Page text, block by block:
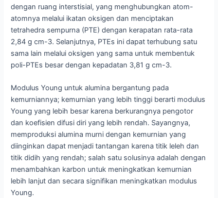
dengan ruang interstisial, yang menghubungkan atom-
atomnya melalui ikatan oksigen dan menciptakan
tetrahedra sempurna (PTE) dengan kerapatan rata-rata
2,84 g cm-3. Selanjutnya, PTEs ini dapat terhubung satu
sama lain melalui oksigen yang sama untuk membentuk
poli-PTEs besar dengan kepadatan 3,81 g cm-3.
Modulus Young untuk alumina bergantung pada
kemurniannya; kemurnian yang lebih tinggi berarti modulus
Young yang lebih besar karena berkurangnya pengotor
dan koefisien difusi diri yang lebih rendah. Sayangnya,
memproduksi alumina murni dengan kemurnian yang
diinginkan dapat menjadi tantangan karena titik leleh dan
titik didih yang rendah; salah satu solusinya adalah dengan
menambahkan karbon untuk meningkatkan kemurnian
lebih lanjut dan secara signifikan meningkatkan modulus
Young.